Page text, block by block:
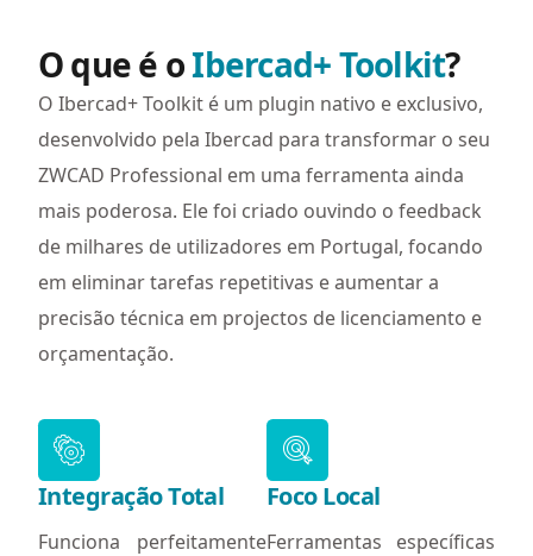
O que é oIbercad+ Toolkit?
O Ibercad+ Toolkit é um plugin nativo e exclusivo,
desenvolvido pela Ibercad para transformar o seu
ZWCAD Professional em uma ferramenta ainda
mais poderosa. Ele foi criado ouvindo o feedback
de milhares de utilizadores em Portugal, focando
em eliminar tarefas repetitivas e aumentar a
precisão técnica em projectos de licenciamento e
orçamentação.
Integração Total
Funciona perfeitamente
Foco Local
Ferramentas específicas